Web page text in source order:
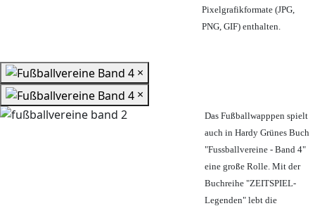
Pixelgrafikformate (JPG,
PNG, GIF) enthalten.
×
×
Das Fußballwapppen spielt
auch in Hardy Grünes Buch
"Fussballvereine - Band 4"
eine große Rolle. Mit der
Buchreihe "ZEITSPIEL-
Legenden" lebt die